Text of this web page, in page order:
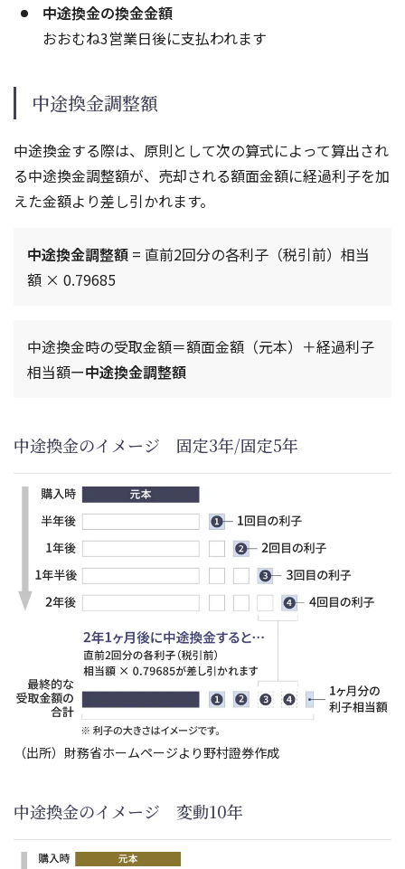
中途換金の換金金額
おおむね3営業日後に支払われます
中途換金調整額
中途換金する際は、原則として次の算式によって算出され
る中途換金調整額が、売却される額面金額に経過利子を加
えた金額より差し引かれます。
中途換金調整額 = 直前2回分の各利子（税引前）相当
額 × 0.79685
中途換金時の受取金額＝額面金額（元本）＋経過利子
相当額ー中途換金調整額
中途換金のイメージ 固定3年/固定5年
（出所）財務省ホームページより野村證券作成
中途換金のイメージ 変動10年